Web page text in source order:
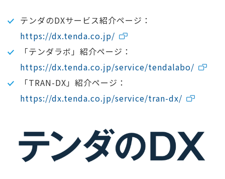
テンダのDXサービス紹介ページ：
https://dx.tenda.co.jp/
「テンダラボ」紹介ページ：
https://dx.tenda.co.jp/service/tendalabo/
「TRAN-DX」紹介ページ：
https://dx.tenda.co.jp/service/tran-dx/